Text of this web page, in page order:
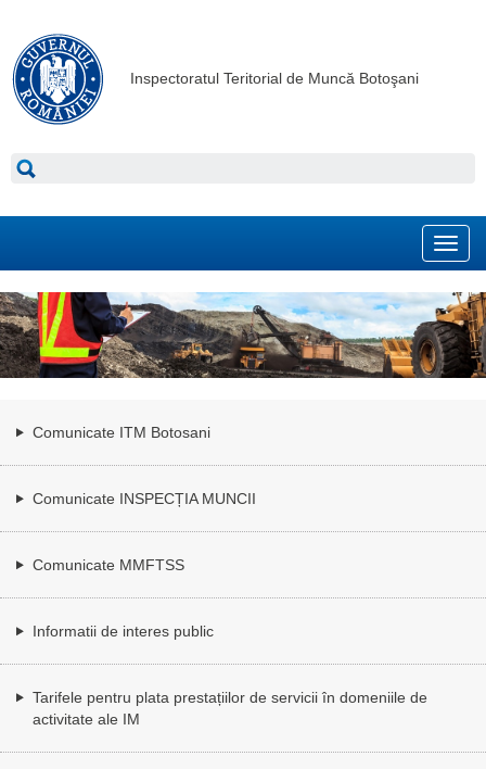
Inspectoratul Teritorial de Muncă Botoşani
Comunicate ITM Botosani
Comunicate INSPECȚIA MUNCII
Comunicate MMFTSS
Informatii de interes public
Tarifele pentru plata prestațiilor de servicii în domeniile de
activitate ale IM